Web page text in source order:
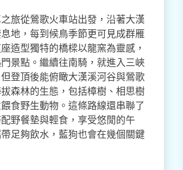
旅從鶯歌火車站出發，沿著大漢
地，每到候鳥季節更可見成群雁
造型獨特的橋樑以龍窯為靈感，
景點。繼續往南騎，就進入三峽
登頂後能俯瞰大漢溪河谷與鶯歌
森林的生態，包括樟樹、相思樹
食野生動物。這條路線還串聯了
野餐墊與輕食，享受悠閒的午
足夠飲水，藍狗也會在幾個關鍵